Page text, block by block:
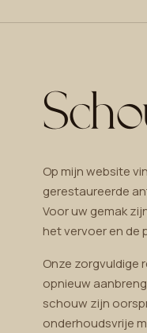
Op mijn website
gerestaureerde
Voor uw gemak
het vervoer en de
Onze zorgvuldige
opnieuw
schouw zijn
onderhoudsvrije